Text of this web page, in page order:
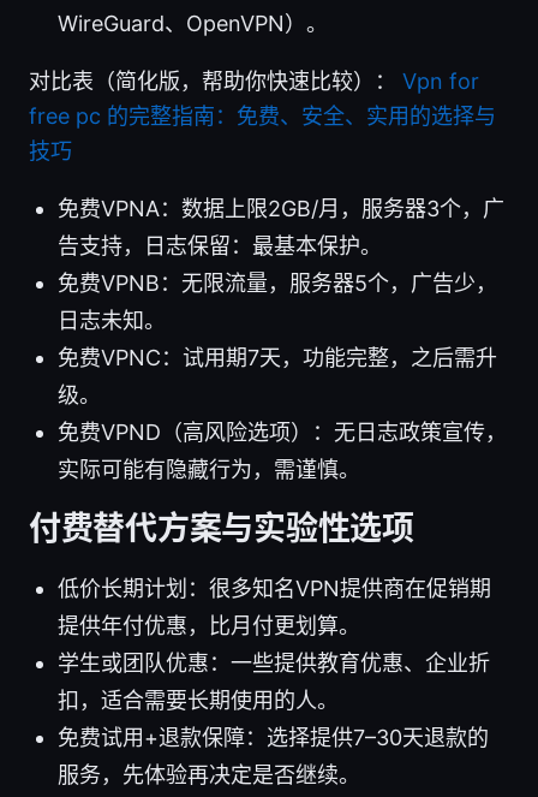
WireGuard、OpenVPN）。
对比表（简化版，帮助你快速比较）： Vpn for
free pc 的完整指南：免费、安全、实用的选择与
技巧
免费VPNA：数据上限2GB/月，服务器3个，广
告支持，日志保留：最基本保护。
免费VPNB：无限流量，服务器5个，广告少，
日志未知。
免费VPNC：试用期7天，功能完整，之后需升
级。
免费VPND（高风险选项）：无日志政策宣传，
实际可能有隐藏行为，需谨慎。
付费替代方案与实验性选项
低价长期计划：很多知名VPN提供商在促销期
提供年付优惠，比月付更划算。
学生或团队优惠：一些提供教育优惠、企业折
扣，适合需要长期使用的人。
免费试用+退款保障：选择提供7–30天退款的
服务，先体验再决定是否继续。